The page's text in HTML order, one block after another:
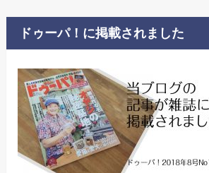
ドゥーパ！に掲載されました